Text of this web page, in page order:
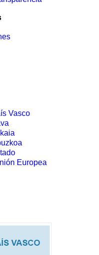
Vasco
Europea